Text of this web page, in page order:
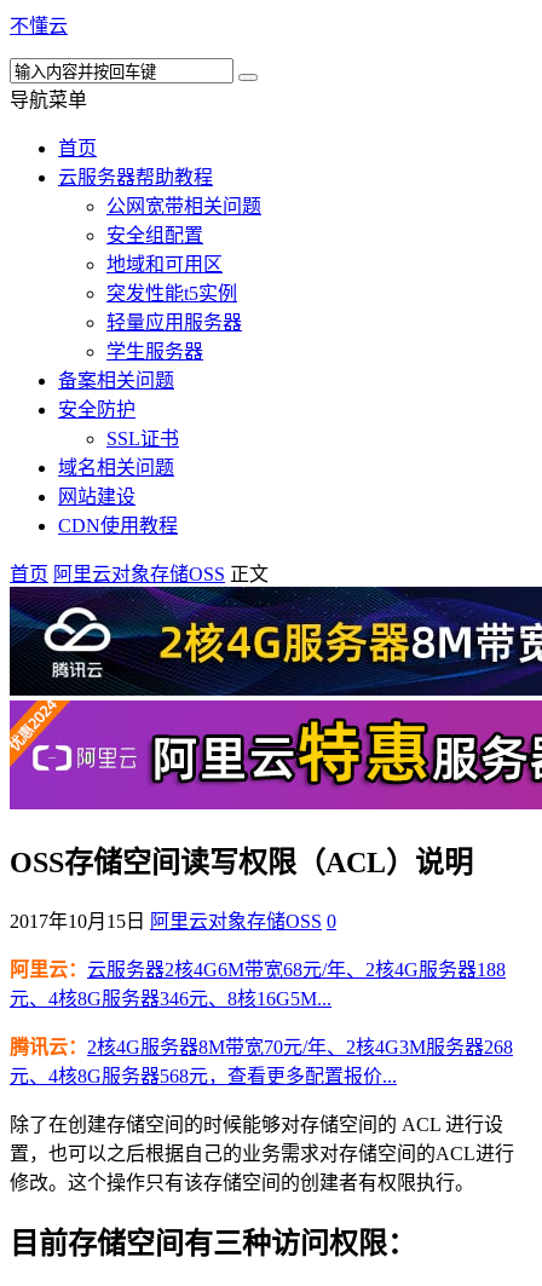
不懂云
导航菜单
首页
云服务器帮助教程
公网宽带相关问题
安全组配置
地域和可用区
突发性能t5实例
轻量应用服务器
学生服务器
备案相关问题
安全防护
SSL证书
域名相关问题
网站建设
CDN使用教程
首页 阿里云对象存储OSS 正文
OSS存储空间读写权限（ACL）说明
2017年10月15日 阿里云对象存储OSS 0
阿里云： 云服务器2核4G6M带宽68元/年、2核4G服务器188
元、4核8G服务器346元、8核16G5M...
腾讯云： 2核4G服务器8M带宽70元/年、2核4G3M服务器268
元、4核8G服务器568元，查看更多配置报价...
除了在创建存储空间的时候能够对存储空间的 ACL 进行设
置，也可以之后根据自己的业务需求对存储空间的ACL进行
修改。这个操作只有该存储空间的创建者有权限执行。
目前存储空间有三种访问权限：